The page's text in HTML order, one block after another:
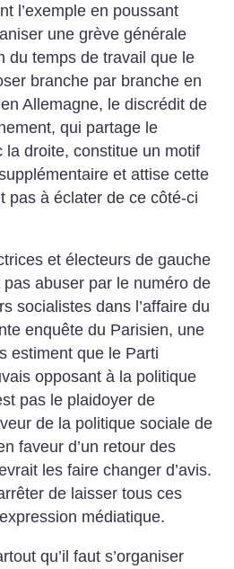
l’exemple en poussant
une grève générale
du temps de travail que le
branche par branche en
Allemagne, le discrédit de
qui partage le
la droite, constitue un motif
et attise cette
pas à éclater de ce côté-ci
et électeurs de gauche
abuser par le numéro de
socialistes dans l’affaire du
enquête du Parisien, une
estiment que le Parti
opposant à la politique
pas le plaidoyer de
de la politique sociale de
faveur d’un retour des
les faire changer d’avis.
de laisser tous ces
médiatique.
qu’il faut s’organiser